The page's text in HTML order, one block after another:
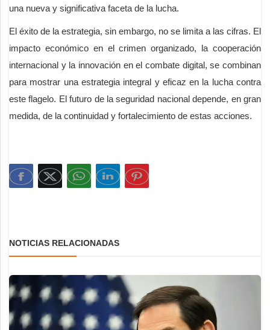
una nueva y significativa faceta de la lucha.
El éxito de la estrategia, sin embargo, no se limita a las cifras. El
impacto económico en el crimen organizado, la cooperación
internacional y la innovación en el combate digital, se combinan
para mostrar una estrategia integral y eficaz en la lucha contra
este flagelo. El futuro de la seguridad nacional depende, en gran
medida, de la continuidad y fortalecimiento de estas acciones.
NOTICIAS RELACIONADAS